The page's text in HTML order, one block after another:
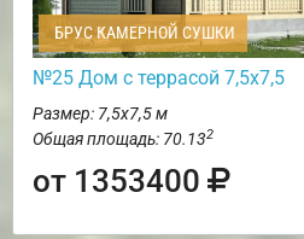
БРУС КАМЕРНОЙ СУШКИ
№25 Дом с террасой 7,5х7,5
Размер: 7,5х7,5 м
Общая площадь: 70.132
от 1353400